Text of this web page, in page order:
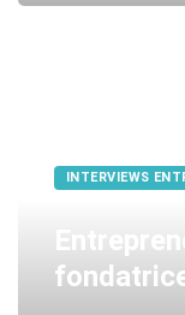
INTERVIEWS